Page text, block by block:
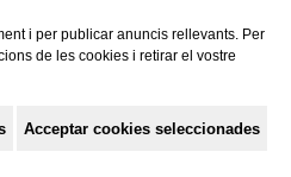
i per publicar anuncis rellevants. Per
de les cookies i retirar el vostre
Acceptar cookies seleccionades